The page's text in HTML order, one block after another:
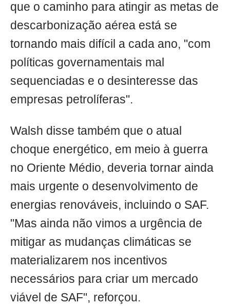
que o caminho para atingir as metas de
descarbonização aérea está se
tornando mais difícil a cada ano, "com
políticas governamentais mal
sequenciadas e o desinteresse das
empresas petrolíferas".
Walsh disse também que o atual
choque energético, em meio à guerra
no Oriente Médio, deveria tornar ainda
mais urgente o desenvolvimento de
energias renováveis, incluindo o SAF.
"Mas ainda não vimos a urgência de
mitigar as mudanças climáticas se
materializarem nos incentivos
necessários para criar um mercado
viável de SAF", reforçou.